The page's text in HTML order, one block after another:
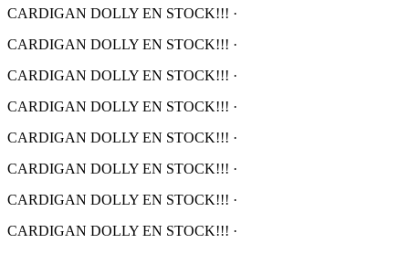
CARDIGAN DOLLY EN STOCK!!! ·
CARDIGAN DOLLY EN STOCK!!! ·
CARDIGAN DOLLY EN STOCK!!! ·
CARDIGAN DOLLY EN STOCK!!! ·
CARDIGAN DOLLY EN STOCK!!! ·
CARDIGAN DOLLY EN STOCK!!! ·
CARDIGAN DOLLY EN STOCK!!! ·
CARDIGAN DOLLY EN STOCK!!! ·